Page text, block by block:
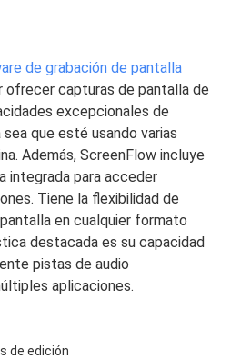
de grabación de pantalla
ofrecer capturas de pantalla de
excepcionales de
que esté usando varias
Además, ScreenFlow incluye
integrada para acceder
Tiene la flexibilidad de
en cualquier formato
destacada es su capacidad
pistas de audio
aplicaciones.
de edición